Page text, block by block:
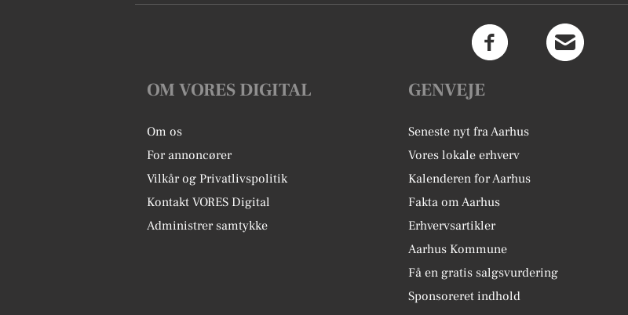
OM VORES DIGITAL
Om os
For annoncører
Vilkår og Privatlivspolitik
Kontakt VORES Digital
Administrer samtykke
GENVEJE
Seneste nyt fra Aarhus
Vores lokale erhverv
Kalenderen for Aarhus
Fakta om Aarhus
Erhvervsartikler
Aarhus Kommune
Få en gratis salgsvurdering
Sponsoreret indhold